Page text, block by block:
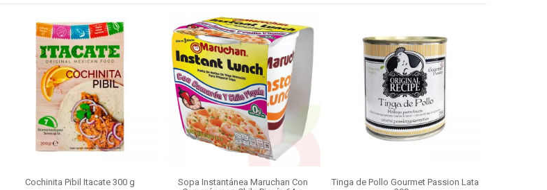
Cochinita Pibil Itacate 300 g
Sopa Instantánea Maruchan Con
Tinga de Pollo Gourmet Passion Lata